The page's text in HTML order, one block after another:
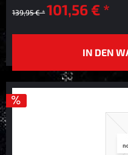
139,95 € * 101,56 € *
IN DEN